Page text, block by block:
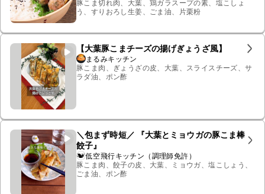
豚こま切れ肉、大葉、鶏ガラスープの素、塩こしょ
う、すりおろし生姜、ごま油、片栗粉
【大葉豚こまチーズの揚げぎょうざ風】
まるみキッチン
豚こま肉、ぎょうざの皮、大葉、スライスチーズ、サ
ラダ油、ポン酢
＼包まず時短／ 『大葉とミョウガの豚こま棒
餃子』
低空飛行キッチン（調理師免許）
豚こま肉、餃子の皮、大葉、ミョウガ、塩こしょう、
ごま油、ポン酢